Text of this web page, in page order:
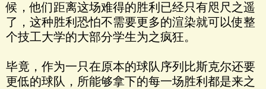
候，他们距离这场难得的胜利已经只有咫尺之遥
了，这种胜利恐怕不需要更多的渲染就可以使整
个技工大学的大部分学生为之疯狂。
毕竟，作为一只在原本的球队序列比斯克尔还要
更低的球队，所能够拿下的每一场胜利都是来之